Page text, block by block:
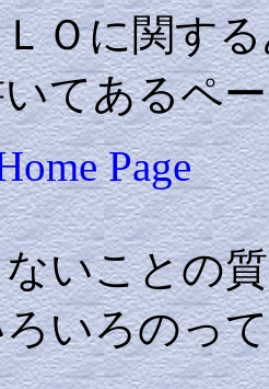
Ｏに関す
てあるペ
Page
いことの
いろのっ